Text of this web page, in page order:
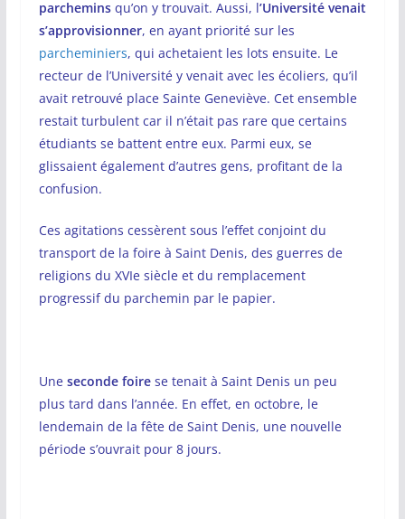
parcheminsqu’on y trouvait. Aussi, l’Université venait
s’approvisionner, en ayant priorité sur les
parcheminiers, qui achetaient les lots ensuite. Le
recteur de l’Université y venait avec les écoliers, qu’il
avait retrouvé place Sainte Geneviève. Cet ensemble
restait turbulent car il n’était pas rare que certains
étudiants se battent entre eux. Parmi eux, se
glissaient également d’autres gens, profitant de la
confusion.
Ces agitations cessèrent sous l’effet conjoint du
transport de la foire à Saint Denis, des guerres de
religions du XVIe siècle et du remplacement
progressif du parchemin par le papier.
Une seconde foirese tenait à Saint Denis un peu
plus tard dans l’année. En effet, en octobre, le
lendemain de la fête de Saint Denis, une nouvelle
période s’ouvrait pour 8 jours.